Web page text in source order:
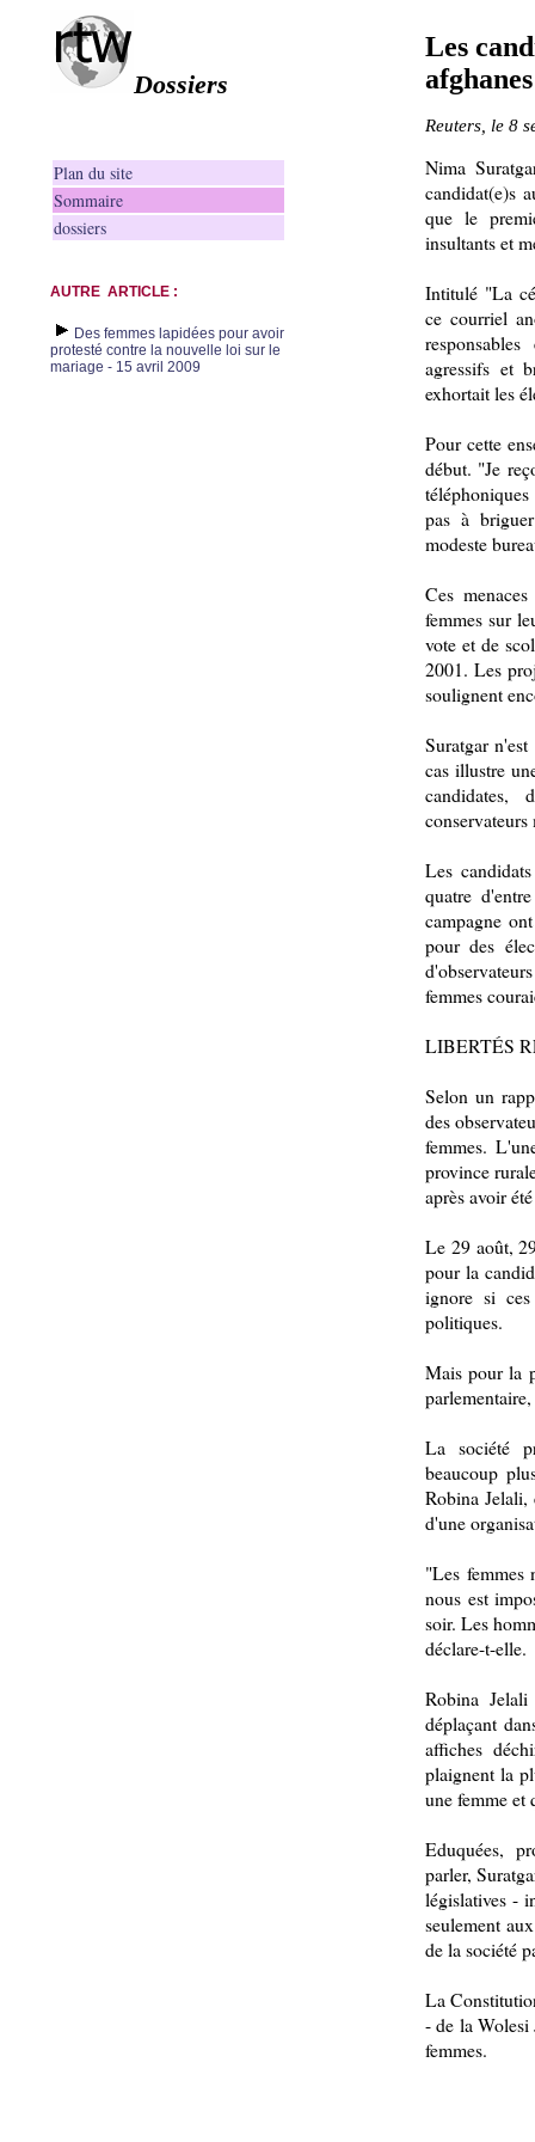
Dossiers
Les
afghanes
Reuters, le 8
Plan du site
Sommaire
dossiers
AUTRE ARTICLE :
Des femmes lapidées pour avoir
protesté contre la nouvelle loi sur le
mariage - 15 avril 2009
Nima
candidat(e)s
que le
insultants et
Intitulé "La
ce courriel
agressifs et
exhortait les
Pour cette
début. "Je
pas à
modeste
Ces
femmes sur
vote et de
2001. Les
soulignent
Suratgar
cas illustre
conservateurs
Les
quatre
campagne
pour des
femmes
LIBERTÉS
Selon un
des
femmes.
province
après avoir
Le 29 août,
pour la
ignore si
politiques.
Mais pour la
La société
beaucoup
Robina
d'une
"Les femmes
nous est
soir. Les
déclare-t-elle.
Robina
déplaçant
affiches
plaignent la
une femme et
Eduquées,
parler,
législatives -
seulement
de la société
La
- de la Wolesi
femmes.